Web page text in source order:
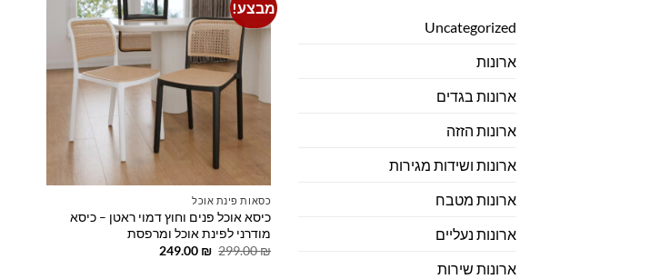
Uncategorized
ארונות
ארונות בגדים
ארונות הזזה
ארונות ושידות מגירות
ארונות מטבח
ארונות נעליים
ארונות שירות
מבצע!
Add to
wishlist
כסאות פינת אוכל
כיסא אוכל פנים וחוץ דמוי ראטן – כיסא
מודרני לפינת אוכל ומרפסת
299.00₪
המחיר
249.00 ₪